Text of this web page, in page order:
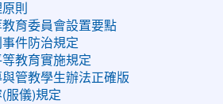
則
教育委員會設置要點
事件防治規定
等教育實施規定
與管教學生辦法正確版
(服儀)規定